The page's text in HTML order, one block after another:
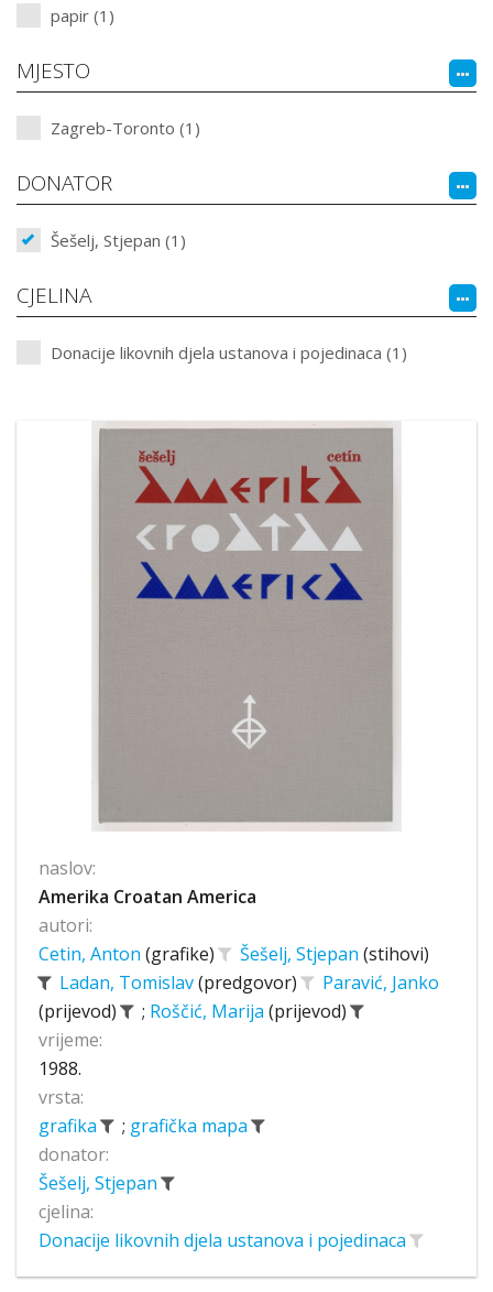
papir (1)
MJESTO
Zagreb-Toronto (1)
DONATOR
Šešelj, Stjepan (1)
CJELINA
Donacije likovnih djela ustanova i pojedinaca (1)
naslov:
Amerika Croatan America
autori:
Cetin, Anton (grafike) Šešelj, Stjepan (stihovi)
Ladan, Tomislav(predgovor)
Paravić, Janko
(prijevod)
; Roščić, Marija (prijevod)
vrijeme:
1988.
vrsta:
grafika
; grafička mapa
donator:
Šešelj, Stjepan
cjelina:
Donacije likovnih djela ustanova i pojedinaca